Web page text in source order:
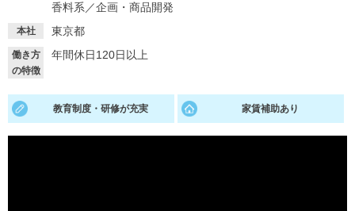
就活ノウハウ・サポート
就活支援
適職診断
あなたに合う仕事を診断！
就活チャンネル
動画で対策講座をチェック
香料系 ／企画・商品開発
本社 東京都
働き方
の特徴
年間休日120日以上
教育制度・研修が充実 家賃補助あり